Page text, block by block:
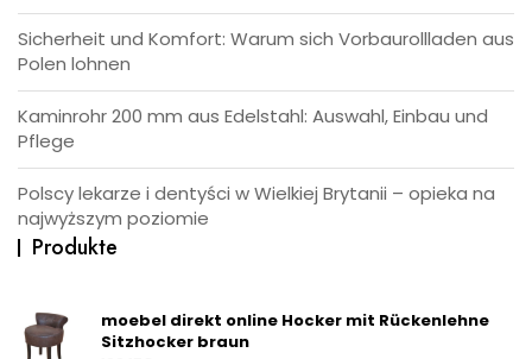
Sicherheit und Komfort: Warum sich Vorbaurollladen aus
Polen lohnen
Kaminrohr 200 mm aus Edelstahl: Auswahl, Einbau und
Pflege
Polscy lekarze i dentyści w Wielkiej Brytanii – opieka na
najwyższym poziomie
Produkte
moebel direkt online Hocker mit Rückenlehne
Sitzhocker braun